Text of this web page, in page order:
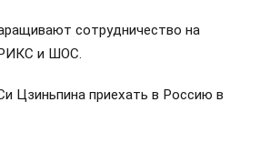
сотрудничество на
и ШОС.
Цзиньпина приехать в Россию в